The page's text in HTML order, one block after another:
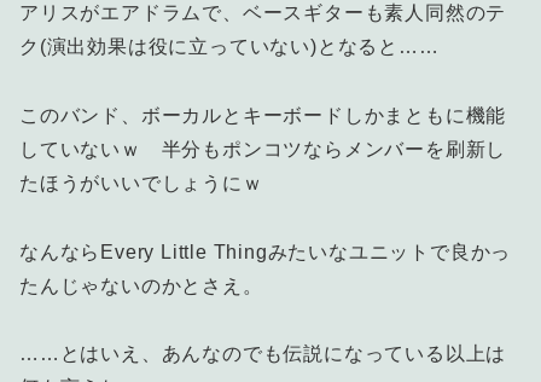
アリスがエアドラムで、ベースギターも素人同然のテ
ク(演出効果は役に立っていない)となると……
このバンド、ボーカルとキーボードしかまともに機能
していないｗ 半分もポンコツならメンバーを刷新し
たほうがいいでしょうにｗ
なんならEvery Little Thingみたいなユニットで良かっ
たんじゃないのかとさえ。
……とはいえ、あんなのでも伝説になっている以上は